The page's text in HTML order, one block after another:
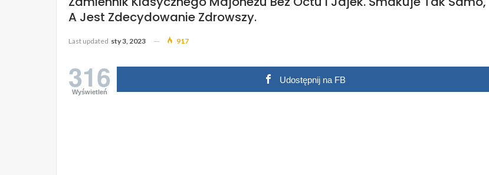
A Jest Zdecydowanie Zdrowszy.
Last updated sty 3, 2023 917
316
Wyświetleń
Udostępnij na FB